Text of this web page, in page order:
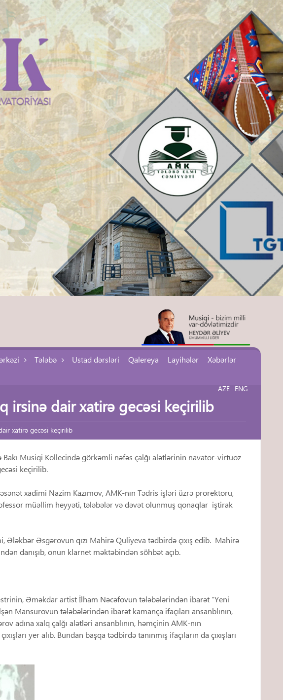
Tələbə Ustad dərsləri Qalereya Layihələr
Xəbərlər
AZE ENG
irsinə dair xatirə gecəsi keçirilib
xatirə gecəsi keçirilib
Musiqi Kollecində görkəmli nəfəs çalğı alətlərinin navator-virtuoz
keçirilib.
xadimi Nazim Kazımov, AMK-nın Tədris işləri üzrə prorektoru,
müəllim heyyəti, tələbələr və dəvət olunmuş qonaqlar iştirak
Ələkbər Əsgərovun qızı Mahirə Quliyeva tədbirdə çıxış edib. Mahirə
danışıb, onun klarnet məktəbindən söhbət açıb.
Əməkdar artist İlham Nəcəfovun tələbələrindən ibarət “Yeni
Mansurovun tələbələrindən ibarət kamança ifaçıları ansanblının,
adına xalq çalğı alətləri ansanblının, həmçinin AMK-nın
yer alıb. Bundan başqa tədbirdə tanınmış ifaçıların da çıxışları